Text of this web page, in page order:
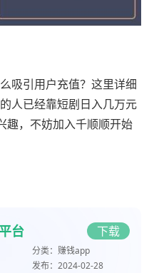
吸引用户充值？这里详细
人已经靠短剧日入几万元
趣，不妨加入千顺顺开始
台 下载
分类： 赚钱app
发布： 2024-02-28